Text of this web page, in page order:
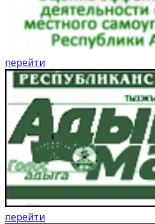
перейти
перейти